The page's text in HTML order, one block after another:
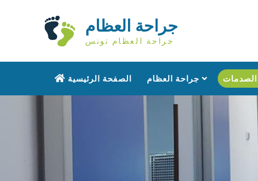
جراحة العظام
جراحة العظام تونس
الصفحة الرئيسية جراحة العظام